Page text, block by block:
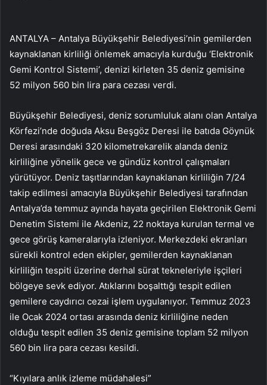
ANTALYA – Antalya Büyükşehir Belediyesi’nin gemilerden
kaynaklanan kirliliği önlemek amacıyla kurduğu ‘Elektronik
Gemi Kontrol Sistemi’, denizi kirleten 35 deniz gemisine
52 milyon 560 bin lira para cezası verdi.
Büyükşehir Belediyesi, deniz sorumluluk alanı olan Antalya
Körfezi’nde doğuda Aksu Beşgöz Deresi ile batıda Göynük
Deresi arasındaki 320 kilometrekarelik alanda deniz
kirliliğine yönelik gece ve gündüz kontrol çalışmaları
yürütüyor. Deniz taşıtlarından kaynaklanan kirliliğin 7/24
takip edilmesi amacıyla Büyükşehir Belediyesi tarafından
Antalya’da temmuz ayında hayata geçirilen Elektronik Gemi
Denetim Sistemi ile Akdeniz, 22 noktaya kurulan termal ve
gece görüş kameralarıyla izleniyor. Merkezdeki ekranları
sürekli kontrol eden ekipler, gemilerden kaynaklanan
kirliliğin tespiti üzerine derhal sürat tekneleriyle işçileri
bölgeye sevk ediyor. Atıklarını boşalttığı tespit edilen
gemilere caydırıcı cezai işlem uygulanıyor. Temmuz 2023
ile Ocak 2024 ortası arasında deniz kirliliğine neden
olduğu tespit edilen 35 deniz gemisine toplam 52 milyon
560 bin lira para cezası kesildi.
“Kıyılara anlık izleme müdahalesi”